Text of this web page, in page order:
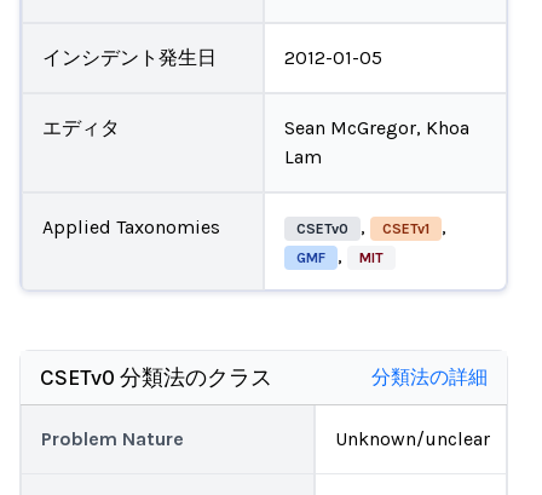
インシデント発生日 2012-01-05
エディタ
Sean McGregor, Khoa
Lam
Applied Taxonomies CSETv0 , CSETv1 ,
GMF , MIT
CSETv0 分類法のクラス 分類法の詳細
Problem Nature Unknown/unclear